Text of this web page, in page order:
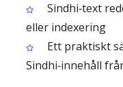
Sindhi‑text
eller indexering
Ett praktiskt
Sindhi‑innehåll